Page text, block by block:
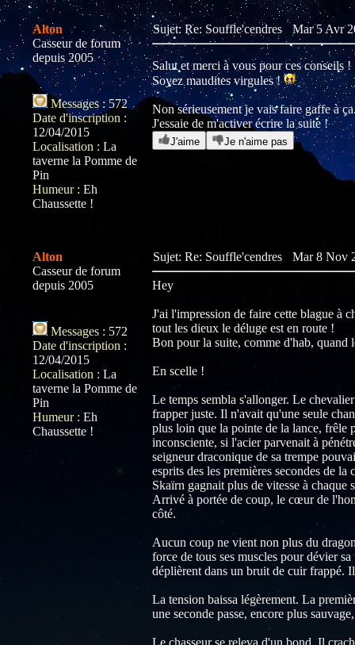
Alton
Casseur de forum
depuis 2005
Messages :572
Date d'inscription :
12/04/2015
Localisation : La
taverne la Pomme de
Pin
Humeur: Eh
Chaussette !
Sujet: Re: Souffle'cendres Mar 5 Avr
Salut et merci à vous pour ces conseils !
Soyez maudites virgules !
Non sérieusement je vais faire gaffe à
J'essaie de m'activer écrire la suite !
J'aime Je n'aime pas
Alton
Casseur de forum
depuis 2005
Messages : 572
Date d'inscription :
12/04/2015
Localisation : La
taverne la Pomme de
Pin
Humeur: Eh
Chaussette !
Sujet: Re: Souffle'cendres Mar 8 Nov
Hey
J'ai l'impression de faire cette blague à
tout les dieux le déluge est en route !
Bon pour la suite, comme d'hab, quand
En scelle !
Le temps sembla s'allonger. Le
frapper juste. Il n'avait qu'une seule
plus loin que la pointe de la lance,
inconsciente, si l'acier parvenait à
seigneur draconique de sa trempe
esprits des les premières secondes de la
Skaïrn gagnait plus de vitesse à
Arrivé à portée de coup, le cœur de
côté.
Aucun coup ne vient non plus du
force de tous ses muscles pour dévier
déplièrent dans un bruit de cuir frappé.
La tension baissa légèrement. La
une seconde passe, encore plus
Le chasseur se releva d'un bond. Il